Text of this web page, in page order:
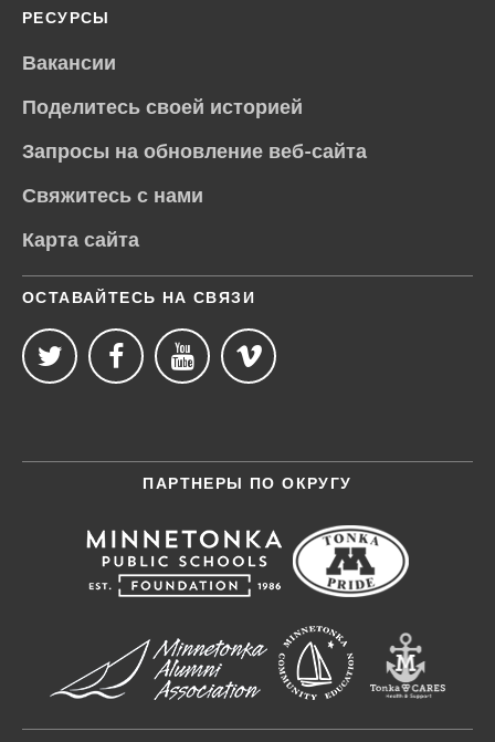
РЕСУРСЫ
Вакансии
Поделитесь своей историей
Запросы на обновление веб-сайта
Свяжитесь с нами
Карта сайта
ОСТАВАЙТЕСЬ НА СВЯЗИ
ПАРТНЕРЫ ПО ОКРУГУ